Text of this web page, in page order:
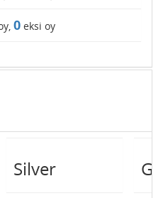
0 eksi oy
Silver